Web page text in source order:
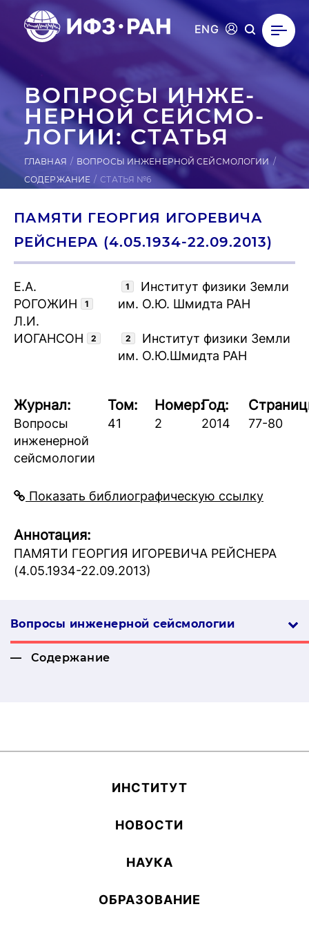
ENG
ВОПРОСЫ ИН­ЖЕ­
НЕР­НОЙ СЕЙ­СМО­
ЛОГИИ: СТАТЬЯ
ГЛАВНАЯ
ВОПРОСЫ ИНЖЕНЕРНОЙ СЕЙСМОЛОГИИ
СОДЕРЖАНИЕ
СТАТЬЯ №6
ПАМЯТИ ГЕОРГИЯ ИГОРЕВИЧА
РЕЙСНЕРА (4.05.1934-22.09.2013)
Е.А.
РОГОЖИН
1
Л.И.
ИОГАНСОН
2
1
Институт физики Земли
им. О.Ю. Шмидта РАН
2
Институт физики Земли
им. О.Ю.Шмидта РАН
Журнал:
Вопросы
инженерной
сейсмологии
Том:
41
Номер:
2
Год:
2014 77-80
Показать библиографическую ссылку
Аннотация:
ПАМЯТИ ГЕОРГИЯ ИГОРЕВИЧА РЕЙСНЕРА
(4.05.1934-22.09.2013)
Вопросы инженерной сей­смо­логии
Содержание
ИН­СТИ­ТУТ
НОВОСТИ
НАУКА
ОБ­РА­ЗОВА­НИЕ